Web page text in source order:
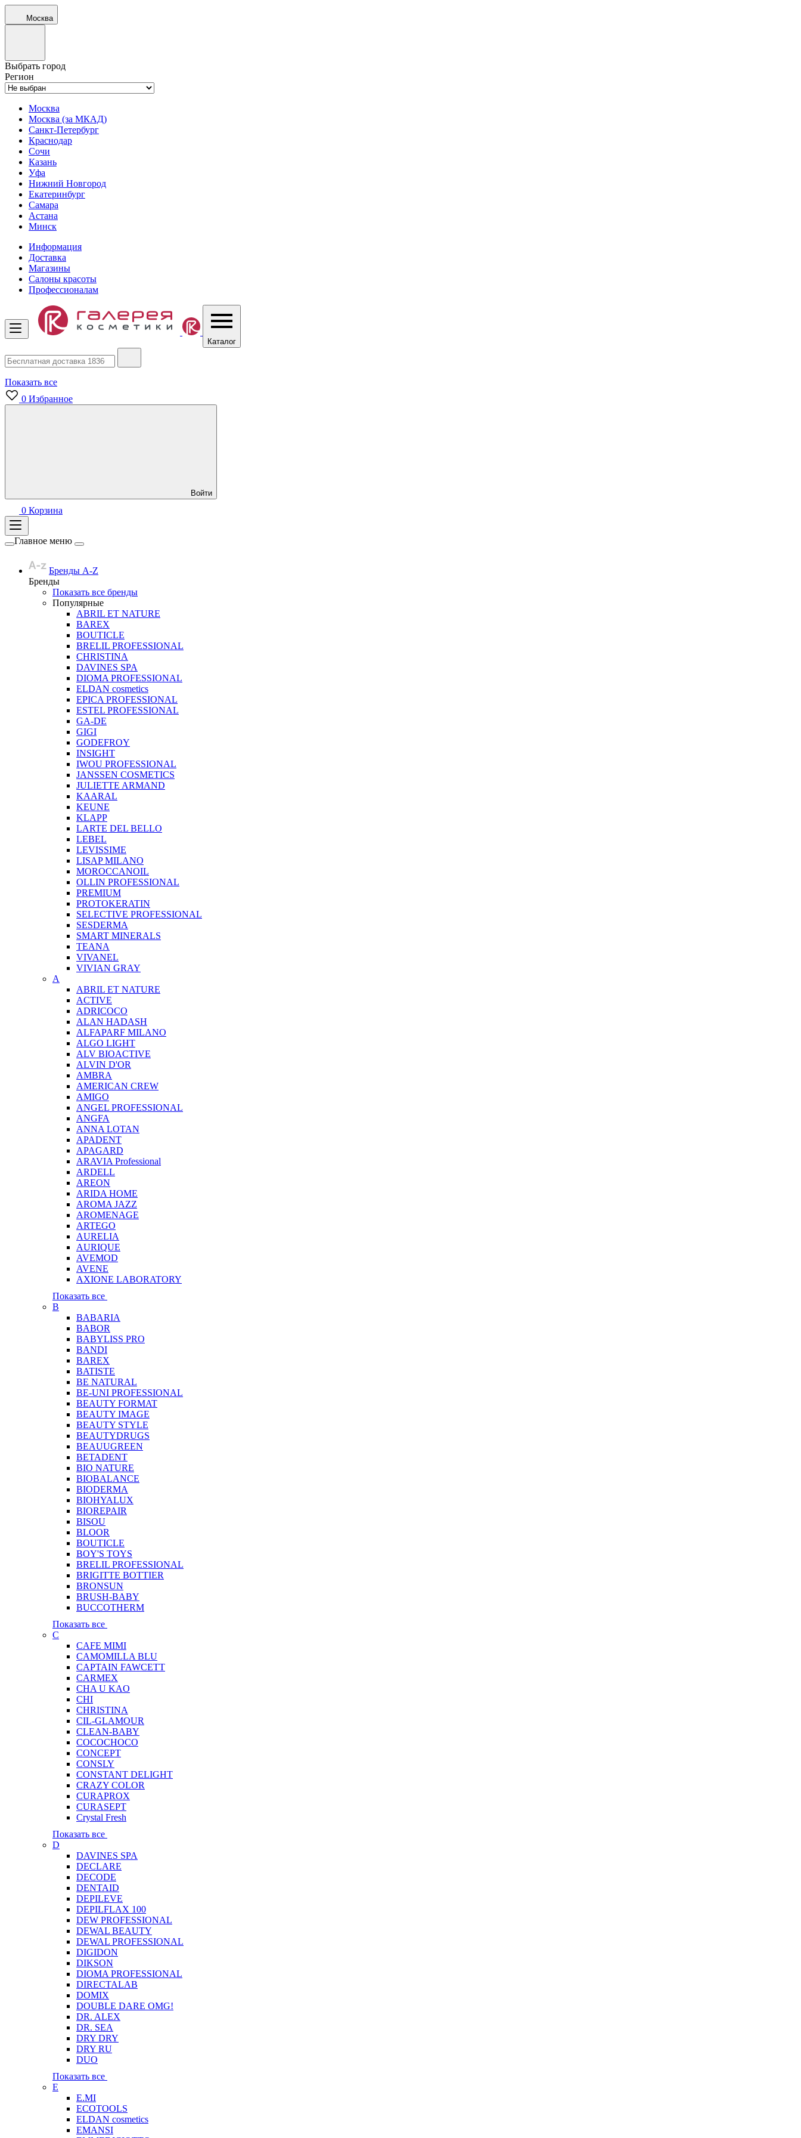
Москва
Выбрать город
Регион
Москва
Москва (за МКАД)
Санкт-Петербург
Краснодар
Сочи
Казань
Уфа
Нижний Новгород
Екатеринбург
Самара
Астана
Минск
Информация
Доставка
Магазины
Салоны красоты
Профессионалам
Каталог
Показать все
0 Избранное
Войти
0 Корзина
Главное меню
Бренды A-Z
Бренды
Показать все бренды
Популярные
ABRIL ET NATURE
BAREX
BOUTICLE
BRELIL PROFESSIONAL
CHRISTINA
DAVINES SPA
DIOMA PROFESSIONAL
ELDAN cosmetics
EPICA PROFESSIONAL
ESTEL PROFESSIONAL
GA-DE
GIGI
GODEFROY
INSIGHT
IWOU PROFESSIONAL
JANSSEN COSMETICS
JULIETTE ARMAND
KAARAL
KEUNE
KLAPP
LARTE DEL BELLO
LEBEL
LEVISSIME
LISAP MILANO
MOROCCANOIL
OLLIN PROFESSIONAL
PREMIUM
PROTOKERATIN
SELECTIVE PROFESSIONAL
SESDERMA
SMART MINERALS
TEANA
VIVANEL
VIVIAN GRAY
A
ABRIL ET NATURE
ACTIVE
ADRICOCO
ALAN HADASH
ALFAPARF MILANO
ALGO LIGHT
ALV BIOACTIVE
ALVIN D'OR
AMBRA
AMERICAN CREW
AMIGO
ANGEL PROFESSIONAL
ANGFA
ANNA LOTAN
APADENT
APAGARD
ARAVIA Professional
ARDELL
AREON
ARIDA HOME
AROMA JAZZ
AROMENAGE
ARTEGO
AURELIA
AURIQUE
AVEMOD
AVENE
AXIONE LABORATORY
Показать все
B
BABARIA
BABOR
BABYLISS PRO
BANDI
BAREX
BATISTE
BE NATURAL
BE-UNI PROFESSIONAL
BEAUTY FORMAT
BEAUTY IMAGE
BEAUTY STYLE
BEAUTYDRUGS
BEAUUGREEN
BETADENT
BIO NATURE
BIOBALANCE
BIODERMA
BIOHYALUX
BIOREPAIR
BISOU
BLOOR
BOUTICLE
BOY'S TOYS
BRELIL PROFESSIONAL
BRIGITTE BOTTIER
BRONSUN
BRUSH-BABY
BUCCOTHERM
Показать все
C
CAFE MIMI
CAMOMILLA BLU
CAPTAIN FAWCETT
CARMEX
CHA U KAO
CHI
CHRISTINA
CIL-GLAMOUR
CLEAN-BABY
COCOCHOCO
CONCEPT
CONSLY
CONSTANT DELIGHT
CRAZY COLOR
CURAPROX
CURASEPT
Crystal Fresh
Показать все
D
DAVINES SPA
DECLARE
DECODE
DENTAID
DEPILEVE
DEPILFLAX 100
DEW PROFESSIONAL
DEWAL BEAUTY
DEWAL PROFESSIONAL
DIGIDON
DIKSON
DIOMA PROFESSIONAL
DIRECTALAB
DOMIX
DOUBLE DARE OMG!
DR. ALEX
DR. SEA
DRY DRY
DRY RU
DUO
Показать все
E
E.MI
ECOTOOLS
ELDAN cosmetics
EMANSI